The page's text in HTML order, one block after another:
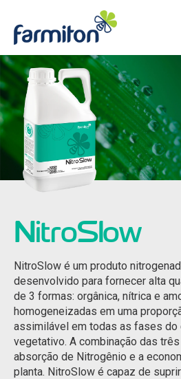
NitroSlow
NitroSlow é um produto
desenvolvido para fornecer alta
de 3 formas: orgânica, nítrica e
homogeneizadas em uma
assimilável em todas as fases do
vegetativo. A combinação das
absorção de Nitrogênio e a
planta. NitroSlow é capaz de